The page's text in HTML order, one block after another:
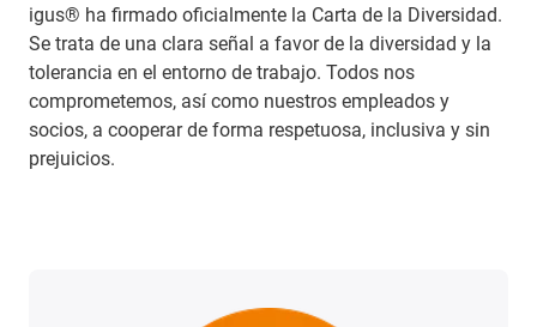
igus® ha firmado oficialmente la Carta de la Diversidad.
Se trata de una clara señal a favor de la diversidad y la
tolerancia en el entorno de trabajo. Todos nos
comprometemos, así como nuestros empleados y
socios, a cooperar de forma respetuosa, inclusiva y sin
prejuicios.